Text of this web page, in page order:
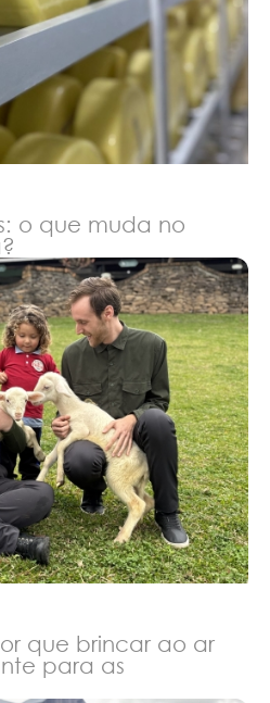
o que muda no
que brincar ao ar
para as